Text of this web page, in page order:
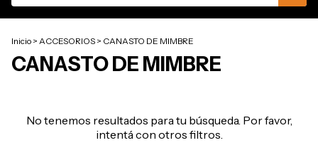
Inicio > ACCESORIOS > CANASTO DE MIMBRE
CANASTO DE MIMBRE
No tenemos resultados para tu búsqueda. Por favor,
intentá con otros filtros.